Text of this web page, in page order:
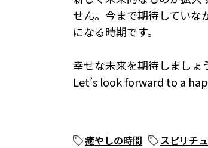
せん。今まで期待していな
になる時期です。
幸せな未来を期待しましょ
Let’s look forward to a
癒やしの時間 スピリチ